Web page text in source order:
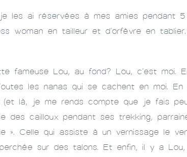
les ai réservées à mes amies pendant
woman en tailleur et d’orfèvre en
fameuse Lou, au fond? Lou, c’est moi.
les nanas qui se cachent en moi. En
là, je me rends compte que je fais
des cailloux pendant ses trekking,
». Celle qui assiste à un vernissage le
sur des talons. Et enfin, il y a